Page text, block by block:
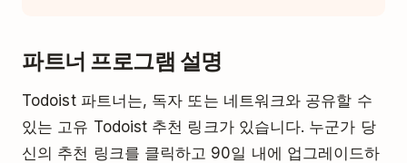
파트너 프로그램 설명
Todoist 파트너는, 독자 또는 네트워크와 공유할 수
있는 고유 Todoist 추천 링크가 있습니다. 누군가 당
신의 추천 링크를 클릭하고 90일 내에 업그레이드하